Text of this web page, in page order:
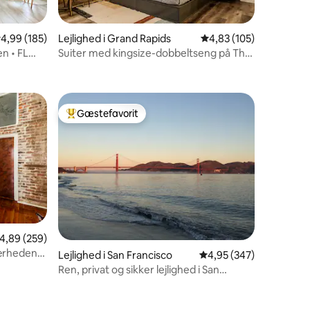
omtaler
ud af 5 i gennemsnitlig bedømmelse, 185 omtaler
4,99 (185)
• FL
Lejlighed i Grand Rapids 4,83 ud af 5 i
4,83 (105)
Suiter med kingsize-dobbeltseng på The
omtaler
ud af 5 i gennemsnitlig bedømmelse, 259 omtaler
4,89 (259)
Bedste gæstefavorit
Gæstefavorit
Lejlighed i San Francisco 4,95 ud af 5 i
4,95 (347)
Ren, privat og sikker lejlighed i San